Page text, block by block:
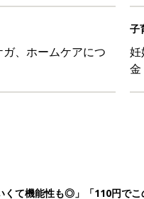
ゃんはよく泣く！？親が悩ま
...ママたちが「平和だな～」